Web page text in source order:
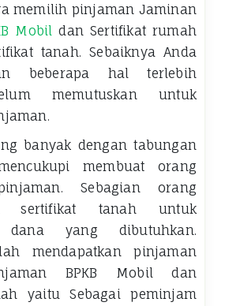
memilih pinjaman Jaminan
Mobil dan Sertifikat rumah
tanah. Sebaiknya Anda
beberapa hal terlebih
memutuskan untuk
banyak dengan tabungan
membuat orang
Sebagian orang
sertifikat tanah untuk
dana yang dibutuhkan.
mendapatkan pinjaman
BPKB Mobil dan
yaitu Sebagai peminjam